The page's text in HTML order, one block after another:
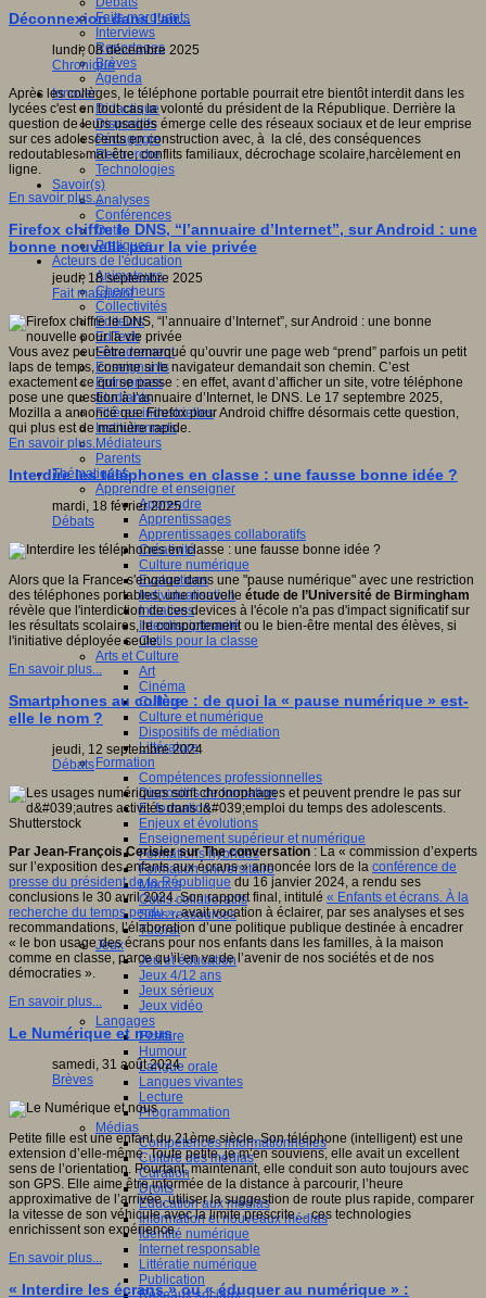
Faits marquants
Interviews
Reportages
Brèves
Agenda
Innover
Didactique
Dispositifs
Pédagogie
Recherche
Technologies
Savoir(s)
Analyses
Conférences
Outils
Pratiques
Acteurs de l'éducation
Animateurs
Chercheurs
Collectivités
Editeurs
EdTech
Encadrement
Enseignants
Entreprises
Etudiants
Filières industrielles
Institutionnels
Médiateurs
Parents
Thématiques
Apprendre et enseigner
Apprendre
Apprentissages
Apprentissages collaboratifs
Créativité
Culture numérique
Evaluations
Individualisation
Initiatives
Interdisciplinarité
Outils pour la classe
Arts et Culture
Art
Cinéma
Culture
Culture et numérique
Dispositifs de médiation
Littérature
Formation
Compétences professionnelles
Dispositifs de formation
E- formation
Enjeux et évolutions
Enseignement supérieur et numérique
Formations hybrides
Formation universitaire
Mooc’s
Outils collaboratifs
Sites ressources
Tutorat
Jeux
Jeu et éducation
Jeux 4/12 ans
Jeux sérieux
Jeux vidéo
Langages
Ecriture
Humour
Langue orale
Langues vivantes
Lecture
Programmation
Médias
Compétences informationnelles
Culture des médias
Curation
Droits
Education aux médias
Information et nouveaux médias
Identité numérique
Internet responsable
Littératie numérique
Publication
Réseaux sociaux
Déconnexion dans l'air...
lundi, 08 décembre 2025
Chronique
Après les collèges, le téléphone portable pourrait etre bientôt interdit dans les
lycées c'est en tout cas la volonté du président de la République. Derrière la
question de leurs usages émerge celle des réseaux sociaux et de leur emprise
sur ces adolescents en construction avec, à la clé, des conséquences
redoutables: mal-être, conflits familiaux, décrochage scolaire,harcèlement en
ligne.
En savoir plus...
Firefox chiffre le DNS, “l’annuaire d’Internet”, sur Android : une
bonne nouvelle pour la vie privée
jeudi, 18 septembre 2025
Fait marquant
Vous avez peut-être remarqué qu’ouvrir une page web “prend” parfois un petit
laps de temps, comme si le navigateur demandait son chemin. C’est
exactement ce qui se passe : en effet, avant d’afficher un site, votre téléphone
pose une question à l’annuaire d’Internet, le DNS. Le 17 septembre 2025,
Mozilla a annoncé que Firefox pour Android chiffre désormais cette question,
qui plus est de manière rapide.
En savoir plus...
Interdire les téléphones en classe : une fausse bonne idée ?
mardi, 18 février 2025
Débats
Alors que la France s'engage dans une "pause numérique" avec une restriction
des téléphones portables, une nouvelle étude de l’Université de Birmingham
révèle que l'interdiction de ces devices à l'école n'a pas d'impact significatif sur
les résultats scolaires, le comportement ou le bien-être mental des élèves, si
l'initiative déployée seule.
En savoir plus...
Smartphones au collège : de quoi la « pause numérique » est-
elle le nom ?
jeudi, 12 septembre 2024
Débats
Par Jean-François Cerisier sur The conversation : La « commission d’experts
sur l’exposition des enfants aux écrans » annoncée lors de la conférence de
presse du président de la République du 16 janvier 2024, a rendu ses
conclusions le 30 avril 2024. Son rapport final, intitulé « Enfants et écrans. À la
recherche du temps perdu », avait vocation à éclairer, par ses analyses et ses
recommandations, l’élaboration d’une politique publique destinée à encadrer
« le bon usage des écrans pour nos enfants dans les familles, à la maison
comme en classe, parce qu’il en va de l’avenir de nos sociétés et de nos
démocraties ».
En savoir plus...
Le Numérique et nous
samedi, 31 août 2024
Brèves
Petite fille est une enfant du 21ème siècle. Son téléphone (intelligent) est une
extension d’elle-même. Toute petite, je m’en souviens, elle avait un excellent
sens de l’orientation. Pourtant, maintenant, elle conduit son auto toujours avec
son GPS. Elle aime être informée de la distance à parcourir, l’heure
approximative de l’arrivée, utiliser la suggestion de route plus rapide, comparer
la vitesse de son véhicule avec la limite prescrite… ces technologies
enrichissent son expérience.
En savoir plus...
« Interdire les écrans » ou « éduquer au numérique » :